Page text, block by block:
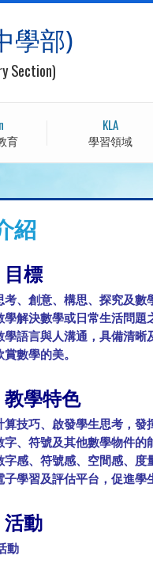
學部)
Section)
育
KLA
學習領域
紹
標
考、創意、構思、探究及數
解決數學或日常生活問題
語言與人溝通，具備清晰
數學的美。
學特色
技巧、啟發學生思考，發
、符號及其他數學物件的
感、符號感、空間感、度
學習及評估平台，促進學
動
動